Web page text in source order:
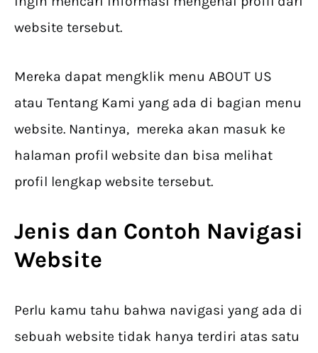
website tersebut.
Mereka dapat mengklik menu ABOUT US
atau Tentang Kami yang ada di bagian menu
website. Nantinya, mereka akan masuk ke
halaman profil website dan bisa melihat
profil lengkap website tersebut.
Jenis dan Contoh Navigasi
Website
Perlu kamu tahu bahwa navigasi yang ada di
sebuah website tidak hanya terdiri atas satu